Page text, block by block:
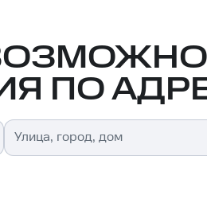
ПО
Улица, город, дом